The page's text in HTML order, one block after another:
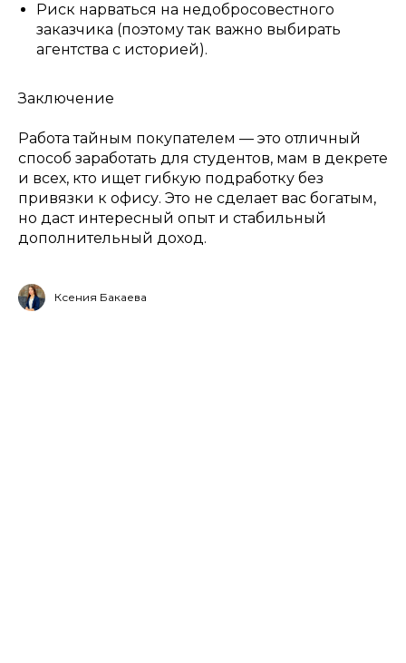
Риск нарваться на недобросовестного
заказчика (поэтому так важно выбирать
агентства с историей).
Заключение
Работа тайным покупателем — это отличный
способ заработать для студентов, мам в декрете
и всех, кто ищет гибкую подработку без
привязки к офису. Это не сделает вас богатым,
но даст интересный опыт и стабильный
дополнительный доход.
Ксения Бакаева